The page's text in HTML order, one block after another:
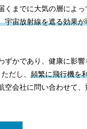
までに大気の層によ
宇宙放射線を遮る効果
かであり、健康に影
だし、 頻繁に飛行機を
会社に問い合わせて